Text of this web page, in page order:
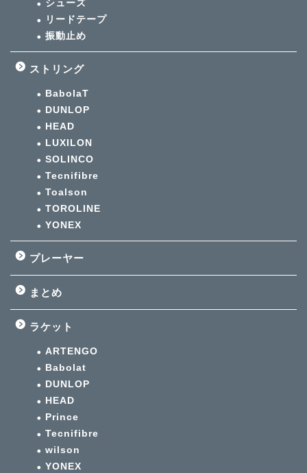
シューズ
リードテープ
振動止め
ストリング
BabolaT
DUNLOP
HEAD
LUXILON
SOLINCO
Tecnifibre
Toalson
TOROLINE
YONEX
プレーヤー
まとめ
ラケット
ARTENGO
Babolat
DUNLOP
HEAD
Prince
Tecnifibre
wilson
YONEX